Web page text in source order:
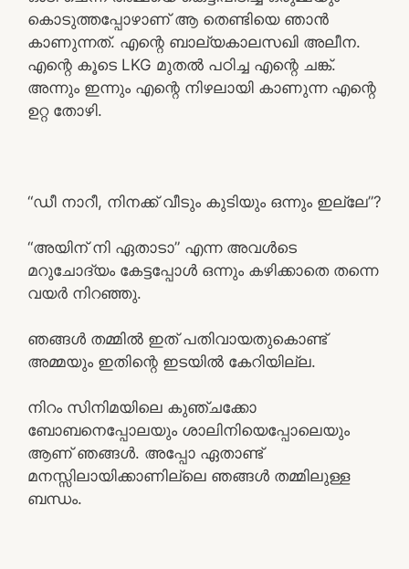
കൊടുത്തപ്പോഴാണ് ആ തെണ്ടിയെ ഞാൻ
കാണുന്നത്. എന്റെ ബാല്യകാലസഖി അലീന.
എന്റെ കൂടെ LKG മുതൽ പഠിച്ച എന്റെ ചങ്ക്.
അന്നും ഇന്നും എന്റെ നിഴലായി കാണുന്ന എന്റെ
ഉറ്റ തോഴി.
“ഡീ നാറീ, നിനക്ക് വീടും കുടിയും ഒന്നും ഇല്ലേ”?
“അയിന് നി ഏതാടാ” എന്ന അവൾടെ
മറുചോദ്യം കേട്ടപ്പോൾ ഒന്നും കഴിക്കാതെ തന്നെ
വയർ നിറഞ്ഞു.
ഞങ്ങൾ തമ്മിൽ ഇത് പതിവായതുകൊണ്ട്
അമ്മയും ഇതിന്റെ ഇടയിൽ കേറിയില്ല.
നിറം സിനിമയിലെ കുഞ്ചക്കോ
ബോബനെപ്പോലയും ശാലിനിയെപ്പോലെയും
ആണ് ഞങ്ങൾ. അപ്പോ ഏതാണ്ട്
മനസ്സിലായിക്കാണില്ലെ ഞങ്ങൾ തമ്മിലുള്ള
ബന്ധം.